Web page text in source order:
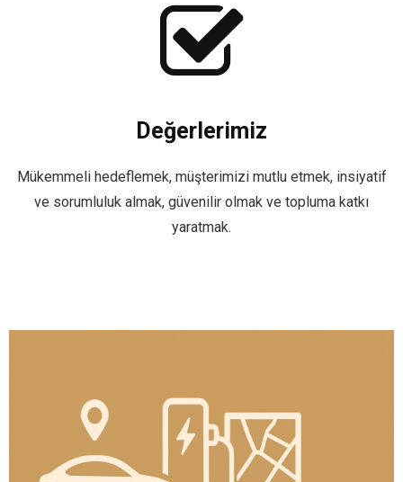
Değerlerimiz
Mükemmeli hedeflemek, müşterimizi mutlu etmek, insiyatif
ve sorumluluk almak, güvenilir olmak ve topluma katkı
yaratmak.